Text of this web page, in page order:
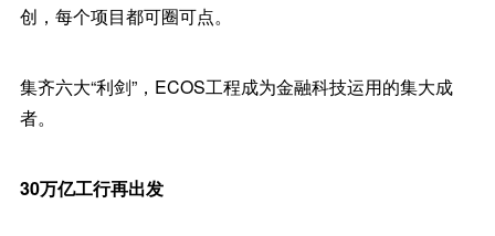
创，每个项目都可圈可点。
集齐六大“利剑”，ECOS工程成为金融科技运用的集大成
者。
30万亿工行再出发